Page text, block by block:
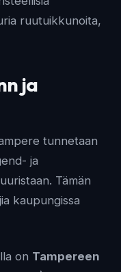
ruutuikkunoita,
ja
tunnetaan
ja
Tämän
kaupungissa
on Tampereen